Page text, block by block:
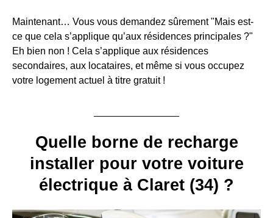
Maintenant… Vous vous demandez sûrement "Mais est-
ce que cela s’applique qu’aux résidences principales ?"
Eh bien non ! Cela s’applique aux résidences
secondaires, aux locataires, et même si vous occupez
votre logement actuel à titre gratuit !
Quelle borne de recharge
installer pour votre voiture
électrique à Claret (34) ?